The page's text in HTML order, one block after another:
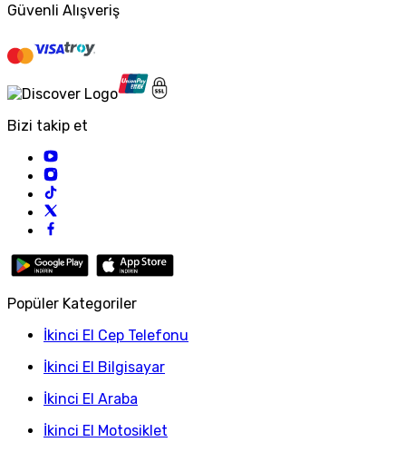
Güvenli Alışveriş
Bizi takip et
Popüler Kategoriler
İkinci El Cep Telefonu
İkinci El Bilgisayar
İkinci El Araba
İkinci El Motosiklet